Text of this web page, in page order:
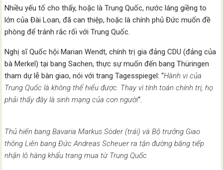
Nhiều yếu tố cho thấy, hoặc là Trung Quốc, nước láng giềng to
lớn của Đài Loan, đã can thiệp, hoặc là chính phủ Đức muốn đề
phòng để tránh rắc rối với Trung Quốc.
Nghị sĩ Quốc hội Marian Wendt, chính trị gia đảng CDU (đảng của
bà Merkel) tại bang Sachen, thực sự muốn đến bang Thüringen
tham dự lễ bàn giao, nói với trang Tagesspiegel: “Hành vi của
Trung Quốc là không thể hiểu được. Thay vì tính toán chính trị, họ
phải thấy đây là sinh mạng của con người“.
Thủ hiến bang Bavaria Markus Söder (trái) và Bộ trưởng Giao
thông Liên bang Đức Andreas Scheuer ra tận đường băng tiếp
nhận lô hàng khẩu trang mua từ Trung Quốc.